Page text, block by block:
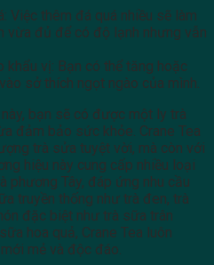
Việc thêm đá quá nhiều sẽ làm
vừa đủ để có độ lạnh nhưng vẫn
vị: Bạn có thể tăng hoặc
sở thích ngọt ngào của mình.
bạn sẽ có được một ly trà
đảm bảo sức khỏe. Crane Tea
trà sửa tuyệt vời, mà còn với
hiệu này cung cấp nhiều loại
phương Tây, đáp ứng nhu cầu
truyền thống như trà đen, trà
đặc biệt như trà sữa trân
hoa quả, Crane Tea luôn
mẻ và độc đáo.